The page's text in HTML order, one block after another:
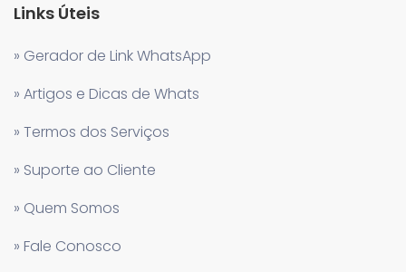
Links Úteis
» Gerador de Link WhatsApp
» Artigos e Dicas de Whats
» Termos dos Serviços
» Suporte ao Cliente
» Quem Somos
» Fale Conosco